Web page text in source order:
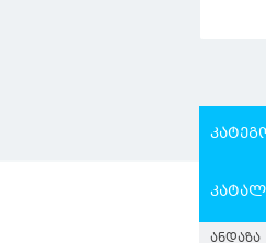
ᲐᲜᲓᲐᲖᲐ